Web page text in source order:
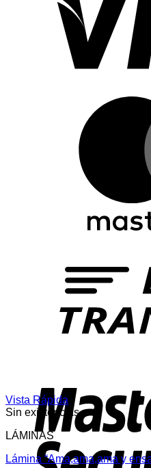
Vista Rápida
Sin existencias
LÁMINAS
Lámina “Ama,ama,ama y